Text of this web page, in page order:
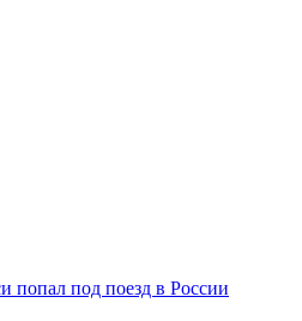
попал под поезд в России